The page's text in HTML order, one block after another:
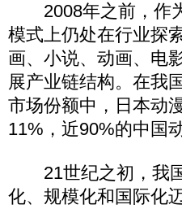
2008年之前，作为
模式上仍处在行业探
画、小说、动画、电
展产业链结构。在我
市场份额中，日本动
11%，近90%的中国
21世纪之初，我国
化、规模化和国际化